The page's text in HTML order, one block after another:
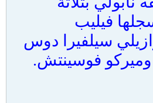
فيليب
سيلفيرا دوس
فوسينتش.